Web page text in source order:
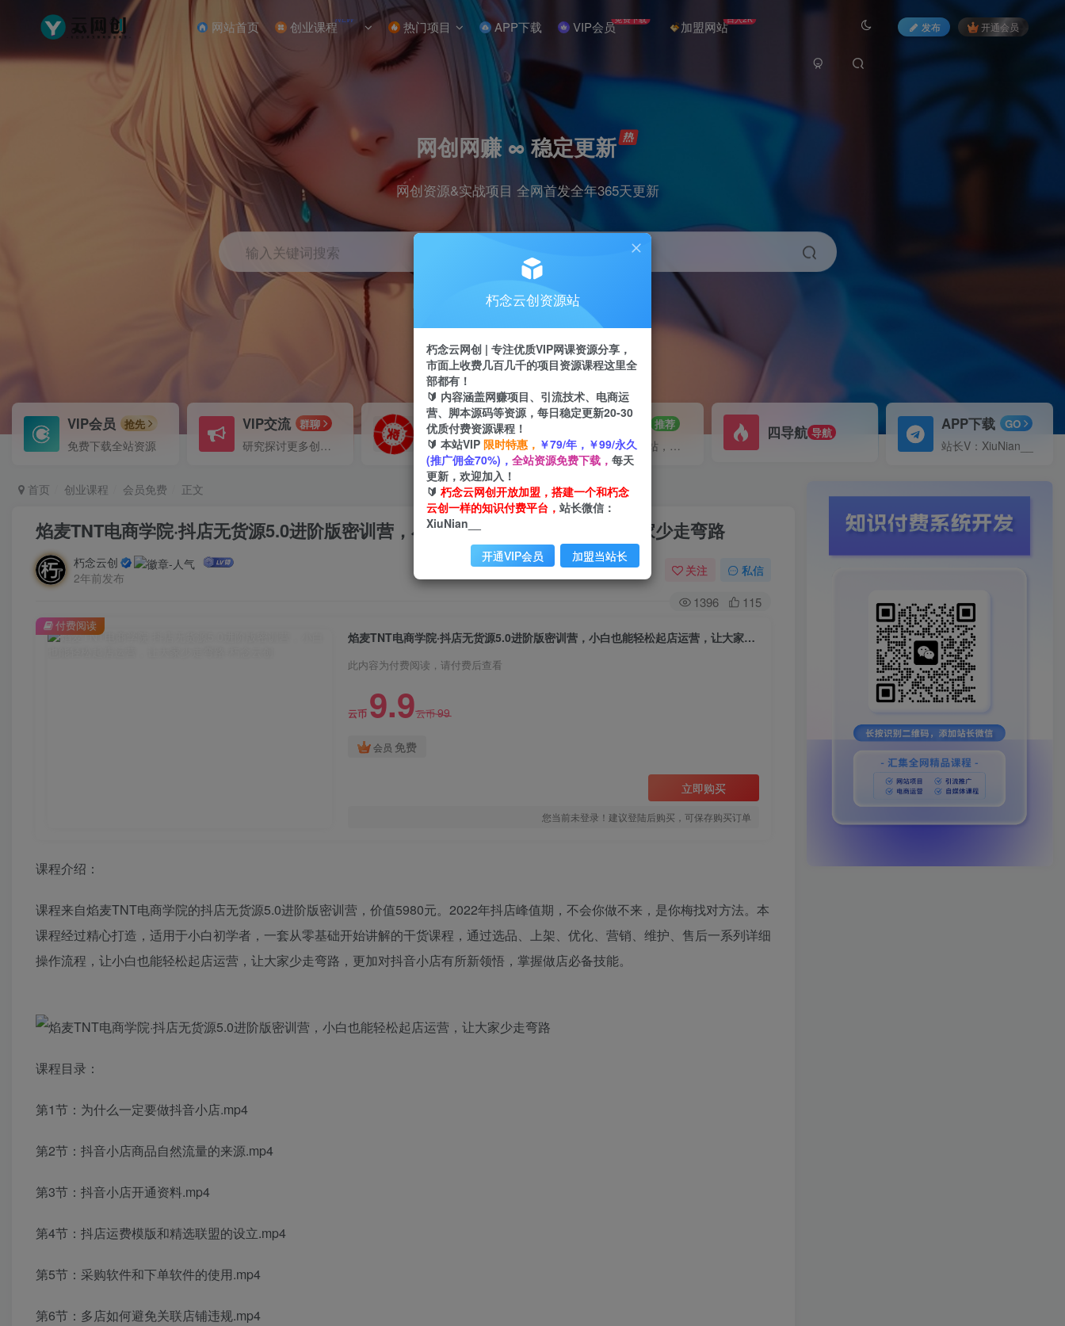
网站首页 创业课程NEW 热门项目 APP下载 VIP会员免费下载 加盟网站日入2K
发布 开通会员
网创网赚 ∞ 稳定更新
网创资源&实战项目 全网首发全年365天更新
输入关键词搜索
小红书 挂机 快手
VIP会员 抢先
免费下载全站资源
VIP交流 群聊
研究探讨更多创业项目路子。
VIP推广
70%分佣
会员专属推广链接
招募站长 推荐
搭建同款网站，自己当老板
四导航 导航 APP下载 GO
站长V：XiuNian__
首页 创业课程 会员免费 正文
焰麦TNT电商学院·抖店无货源5.0进阶版密训营，小白也能轻松起店运营，让大家少走弯路
朽念云创
2年前发布
关注 私信
1396 115
焰麦TNT电商学院·抖店无货源5.0进阶版密训营，小白也能轻松起店运营，让大家少走弯路
此内容为付费阅读，请付费后查看
云币 9.9云币99
会员 免费
立即购买
您当前未登录！建议登陆后购买，可保存购买订单
付费阅读
课程介绍：
课程来自焰麦TNT电商学院的抖店无货源5.0进阶版密训营，价值5980元。2022年抖店峰值期，不会你做不来，是你梅找对方法。本
课程经过精心打造，适用于小白初学者，一套从零基础开始讲解的干货课程，通过选品、上架、优化、营销、维护、售后一系列详细
操作流程，让小白也能轻松起店运营，让大家少走弯路，更加对抖音小店有所新领悟，掌握做店必备技能。
课程目录：
第1节：为什么一定要做抖音小店.mp4
第2节：抖音小店商品自然流量的来源.mp4
第3节：抖音小店开通资料.mp4
第4节：抖店运费模版和精选联盟的设立.mp4
第5节：采购软件和下单软件的使用.mp4
第6节：多店如何避免关联店铺违规.mp4
朽念云创资源站
朽念云网创 | 专注优质VIP网课资源分享，
市面上收费几百几千的项目资源课程这里全
部都有！
🔰 内容涵盖网赚项目、引流技术、电商运
营、脚本源码等资源，每日稳定更新20-30
优质付费资源课程！
🔰 本站VIP 限时特惠， ￥79/年，￥99/永久
(推广佣金70%)， 全站资源免费下载， 每天
更新，欢迎加入！
🔰 朽念云网创开放加盟，搭建一个和朽念
云创一样的知识付费平台， 站长微信：
XiuNian__
开通VIP会员 加盟当站长